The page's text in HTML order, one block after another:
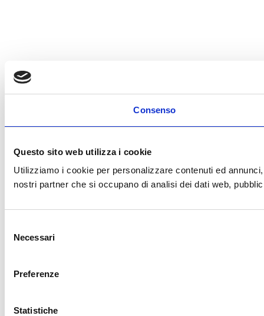
Consenso
Questo sito web utilizza i cookie
Utilizziamo i cookie per personalizzare contenuti ed
nostri partner che si occupano di analisi dei dati web,
delNecessari
Preferenze
Statistiche